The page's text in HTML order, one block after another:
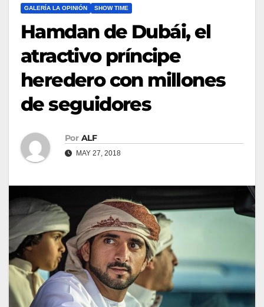
GALERÍA LA OPINIÓN SHOW TIME
Hamdan de Dubái, el
atractivo príncipe
heredero con millones
de seguidores
Por ALF
MAY 27, 2018